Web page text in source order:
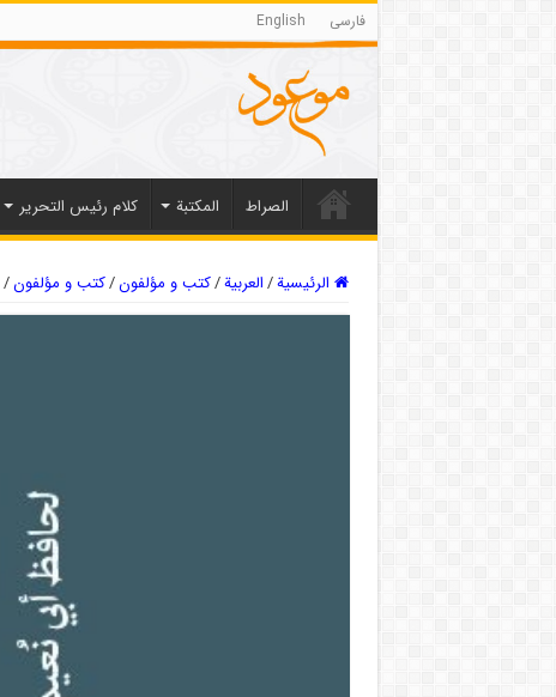
فارسی English
الصراط المکتبة كلام رئيس التحرير
الرئيسية/العربیة/كتب و مؤلفون/کتب و مؤلفون/